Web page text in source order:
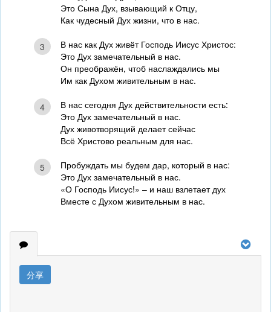
Это Сына Дух, взывающий к Отцу,
Как чудесный Дух жизни, что в нас.
3
В нас как Дух живёт Господь Иисус Христос:
Это Дух замечательный в нас.
Он преображён, чтоб наслаждались мы
Им как Духом живительным в нас.
4
В нас сегодня Дух действительности есть:
Это Дух замечательный в нас.
Дух животворящий делает сейчас
Всё Христово реальным для нас.
5
Пробуждать мы будем дар, который в нас:
Это Дух замечательный в нас.
«О Господь Иисус!» – и наш взлетает дух
Вместе с Духом живительным в нас.
分享